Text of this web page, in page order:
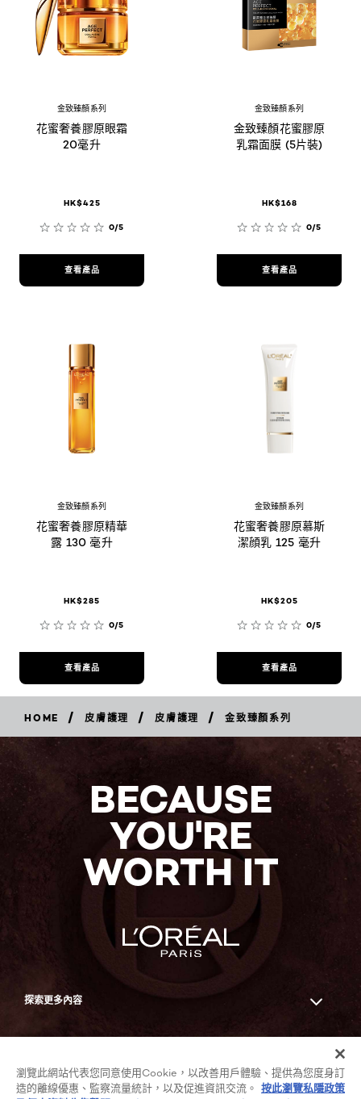
金致臻顏系列
花蜜奢養膠原眼霜
20毫升
HK$425
0/5
查看產品
金致臻顏系列
金致臻顏花蜜膠原
乳霜面膜 (5片裝)
HK$168
0/5
查看產品
金致臻顏系列
花蜜奢養膠原精華
露 130 毫升
HK$285
0/5
查看產品
金致臻顏系列
花蜜奢養膠原慕斯
潔顔乳 125 毫升
HK$205
0/5
查看產品
HOME / 皮膚護理 / 皮膚護理 / 金致臻顏系列
BECAUSE
YOU'RE
WORTH IT
探索更多內容
瀏覽此網站代表您同意使用Cookie，以改善用戶體驗、提供為您度身訂
造的離線優惠、監察流量統計，以及促進資訊交流。 按此瀏覽私隱政策